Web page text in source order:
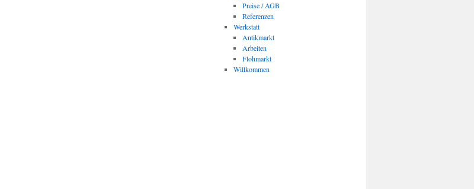
Preise / AGB
Referenzen
Werkstatt
Antikmarkt
Arbeiten
Flohmarkt
Willkommen